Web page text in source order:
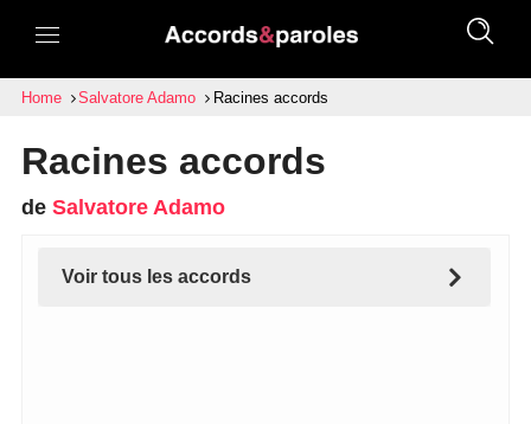
Home Salvatore Adamo Racines accords
Racines accords
de Salvatore Adamo
Voir tous les accords